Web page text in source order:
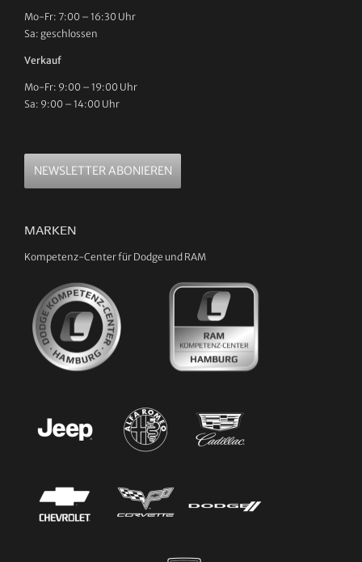
Mo-Fr: 7:00 – 16:30 Uhr
Sa: geschlossen
Verkauf
Mo-Fr: 9:00 – 19:00 Uhr
Sa: 9:00 – 14:00 Uhr
NEWSLETTER ABONIEREN
MARKEN
Kompetenz-Center für Dodge und RAM